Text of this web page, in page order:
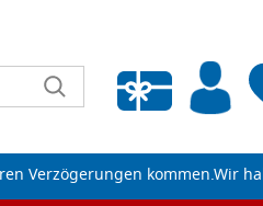
leeren
Verzögerungen kommen.Wir